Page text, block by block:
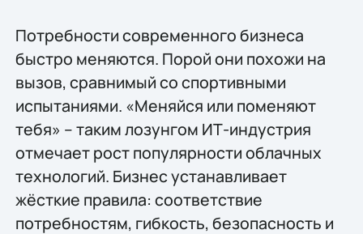
Потребности современного бизнеса
быстро меняются. Порой они похожи на
вызов, сравнимый со спортивными
испытаниями. «Меняйся или поменяют
тебя» – таким лозунгом ИТ-индустрия
отмечает рост популярности облачных
технологий. Бизнес устанавливает
жёсткие правила: соответствие
потребностям, гибкость, безопасность и